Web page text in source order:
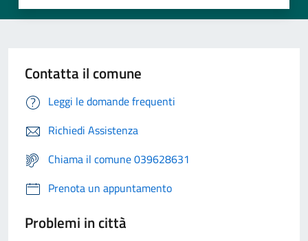
Contatta il comune
Leggi le domande frequenti
Richiedi Assistenza
Chiama il comune 039628631
Prenota un appuntamento
Problemi in città